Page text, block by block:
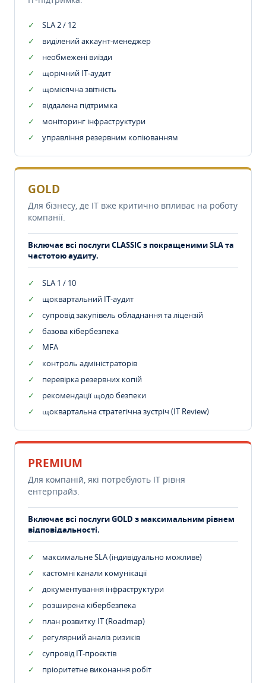
SLA 2 / 12
виділений аккаунт-менеджер
необмежені виїзди
щорічний IT-аудит
щомісячна звітність
віддалена підтримка
моніторинг інфраструктури
управління резервним копіюванням
GOLD
Для бізнесу, де IT вже критично впливає на роботу
компанії.
Включає всі послуги CLASSIC з покращеними SLA та
частотою аудиту.
SLA 1 / 10
щоквартальний IT-аудит
супровід закупівель обладнання та ліцензій
базова кібербезпека
MFA
контроль адміністраторів
перевірка резервних копій
рекомендації щодо безпеки
щоквартальна стратегічна зустріч (IT Review)
PREMIUM
Для компаній, які потребують ІТ рівня
ентерпрайз.
Включає всі послуги GOLD з максимальним рівнем
відповідальності.
максимальне SLA (індивідуально можливе)
кастомні канали комунікації
документування інфраструктури
розширена кібербезпека
план розвитку IT (Roadmap)
регулярний аналіз ризиків
супровід ІТ-проєктів
пріоритетне виконання робіт